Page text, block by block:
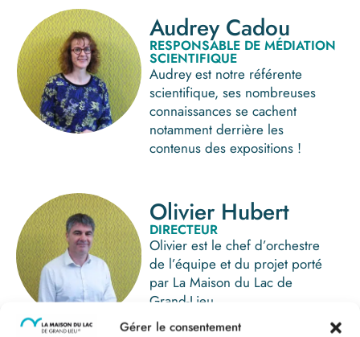
Gérer le consentement
Audrey Cadou
RESPONSABLE DE MÉDIATION
SCIENTIFIQUE
Audrey est notre référente
scientifique, ses nombreuses
connaissances se cachent
notamment derrière les
contenus des expositions !
Olivier Hubert
DIRECTEUR
Olivier est le chef d’orchestre
de l’équipe et du projet porté
par La Maison du Lac de
Grand-Lieu.